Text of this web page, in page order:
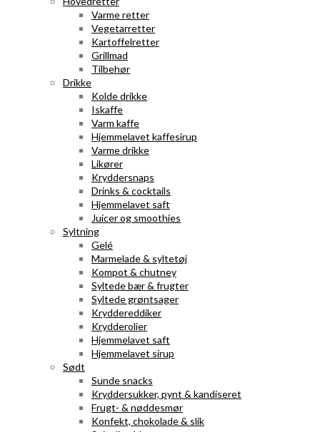
Varme retter
Vegetarretter
Kartoffelretter
Grillmad
Tilbehør
Drikke
Kolde drikke
Iskaffe
Varm kaffe
Hjemmelavet kaffesirup
Varme drikke
Likører
Kryddersnaps
Drinks & cocktails
Hjemmelavet saft
Juicer og smoothies
Syltning
Gelé
Marmelade & syltetøj
Kompot & chutney
Syltede bær & frugter
Syltede grøntsager
Kryddereddiker
Krydderolier
Hjemmelavet saft
Hjemmelavet sirup
Sødt
Sunde snacks
Kryddersukker, pynt & kandiseret
Frugt- & nøddesmør
Konfekt, chokolade & slik